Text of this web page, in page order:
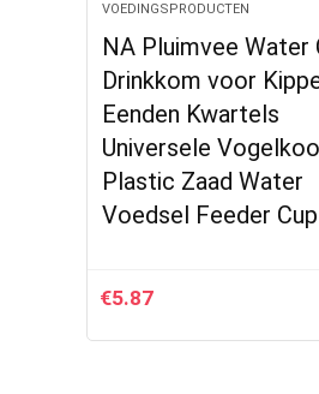
VOEDINGSPRODUCTEN
NA Pluimvee Water
Drinkkom voor
Eenden Kwartels
Universele
Plastic Zaad Water
Voedsel Feeder
€5.87